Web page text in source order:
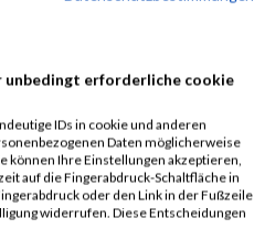
unbedingt erforderliche cookie
IDs in cookie und anderen
Daten möglicherweise
können Ihre Einstellungen akzeptieren,
auf die Fingerabdruck-Schaltfläche in
oder den Link in der Fußzeile
widerrufen. Diese Entscheidungen